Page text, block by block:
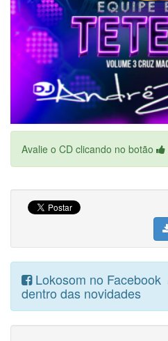
Avalie o CD clicando no botão
Lokosom no Facebook
dentro das novidades